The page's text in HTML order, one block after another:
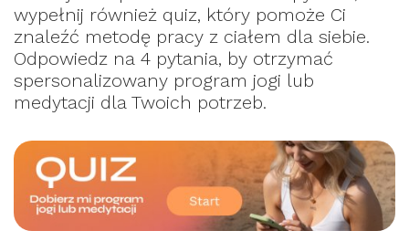
wypełnij również quiz, który pomoże Ci
znaleźć metodę pracy z ciałem dla siebie.
Odpowiedz na 4 pytania, by otrzymać
spersonalizowany program jogi lub
medytacji dla Twoich potrzeb.